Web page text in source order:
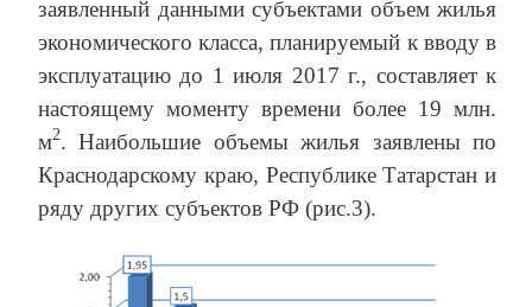
заявленный данными субъектами объем жилья
экономического класса, планируемый к вводу в
эксплуатацию до 1 июля 2017 г., составляет к
настоящему моменту времени более 19 млн.
м2. Наибольшие объемы жилья заявлены по
Краснодарскому краю, Республике Татарстан и
ряду других субъектов РФ (рис.3).